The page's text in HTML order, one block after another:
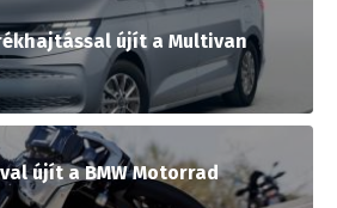
újít a Multivan
újít a BMW Motorrad